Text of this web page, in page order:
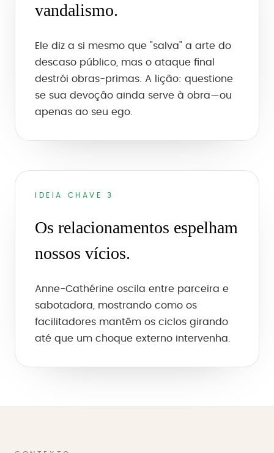
vandalismo.
Ele diz a si mesmo que "salva" a arte do
descaso público, mas o ataque final
destrói obras-primas. A lição: questione
se sua devoção ainda serve à obra—ou
apenas ao seu ego.
IDEIA CHAVE 3
Os relacionamentos espelham
nossos vícios.
Anne-Cathérine oscila entre parceira e
sabotadora, mostrando como os
facilitadores mantêm os ciclos girando
até que um choque externo intervenha.